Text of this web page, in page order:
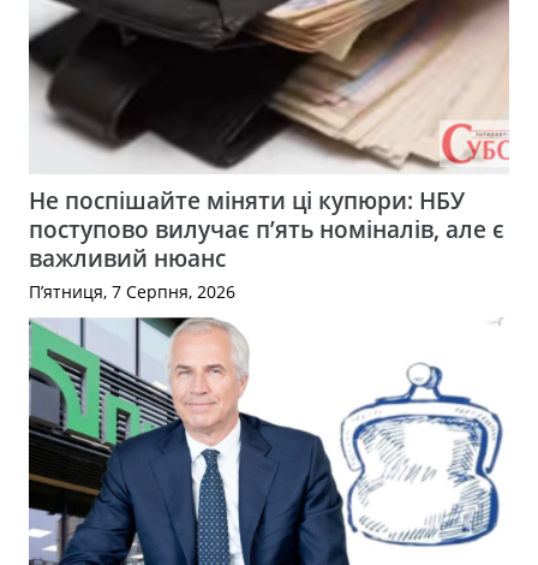
Не поспішайте міняти ці купюри: НБУ
поступово вилучає п’ять номіналів, але є
важливий нюанс
П’ятниця, 7 Серпня, 2026